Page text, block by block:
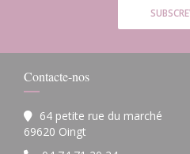
Contacte-nos
64 petite rue du marché
69620 Oingt